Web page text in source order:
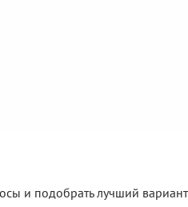
и подобрать лучший